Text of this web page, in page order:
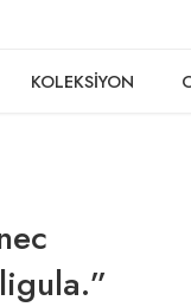
KOLEKSİYON